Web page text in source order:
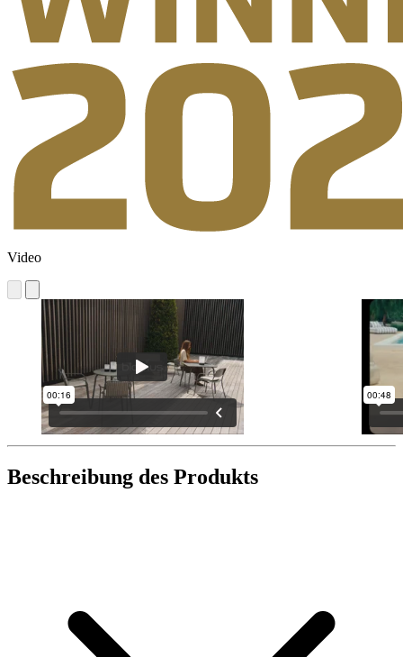
Video
Beschreibung des Produkts